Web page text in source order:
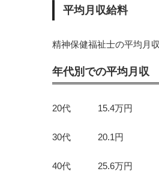
平均月収給料
精神保健福祉士の平均月
年代別での平均月収
20代 15.4万円
30代 20.1円
40代 25.6万円